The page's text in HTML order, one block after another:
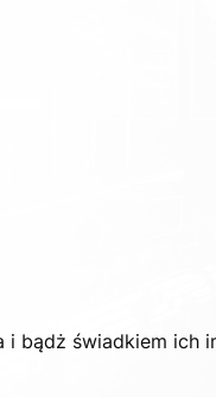
i bądż świadkiem ich